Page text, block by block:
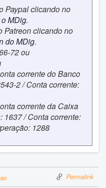
Paypal clicando no
MDig.
Patreon clicando no
do MDig.
72 ou
corrente do Banco
2 / Conta corrente:
corrente da Caixa
1637 / Conta corrente:
1288
Permalink